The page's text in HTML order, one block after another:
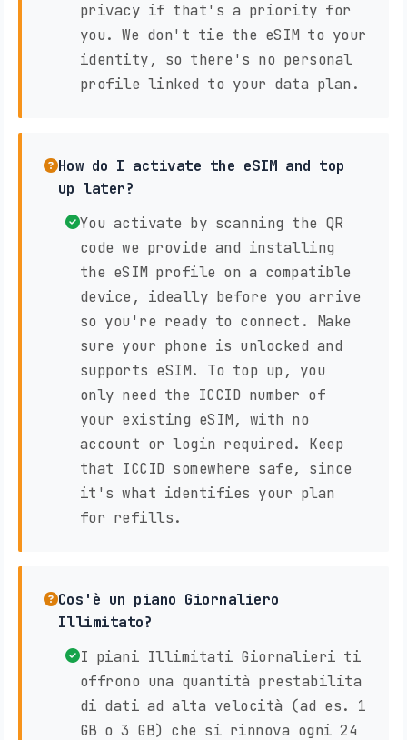
privacy if that's a priority for
you. We don't tie the eSIM to your
identity, so there's no personal
profile linked to your data plan.
How do I activate the eSIM and top
up later?
You activate by scanning the QR
code we provide and installing
the eSIM profile on a compatible
device, ideally before you arrive
so you're ready to connect. Make
sure your phone is unlocked and
supports eSIM. To top up, you
only need the ICCID number of
your existing eSIM, with no
account or login required. Keep
that ICCID somewhere safe, since
it's what identifies your plan
for refills.
Cos'è un piano Giornaliero
Illimitato?
I piani Illimitati Giornalieri ti
offrono una quantità prestabilita
di dati ad alta velocità (ad es. 1
GB o 3 GB) che si rinnova ogni 24